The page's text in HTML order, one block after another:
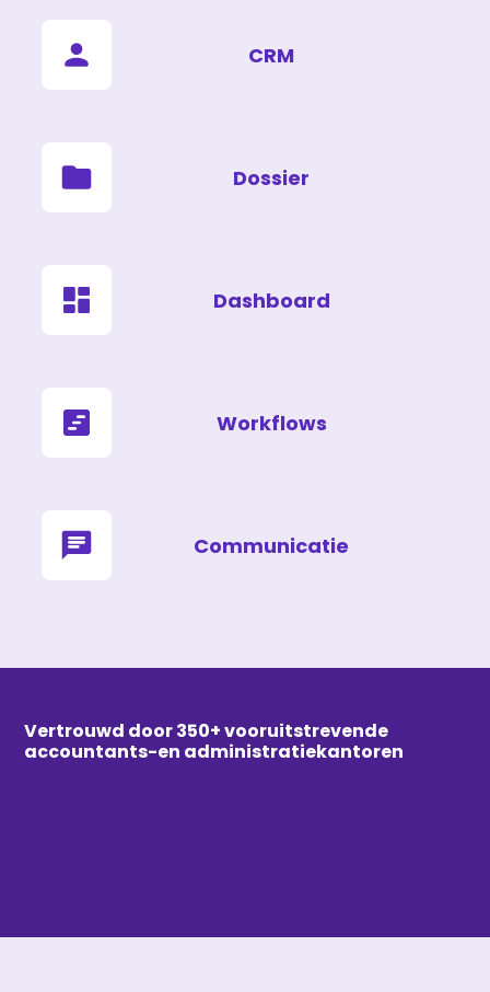
CRM
Dossier
Dashboard
Workflows
Communicatie
Vertrouwd door 350+ vooruitstrevende
accountants-en administratiekantoren